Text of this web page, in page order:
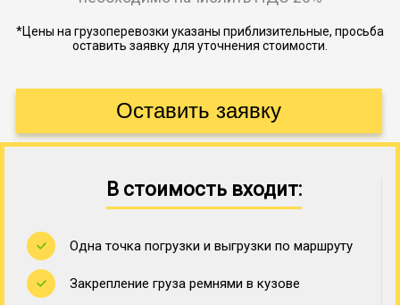
*Цены на грузоперевозки указаны приблизительные, просьба
оставить заявку для уточнения стоимости.
В стоимость входит:
Одна точка погрузки и выгрузки по маршруту
Закрепление груза ремнями в кузове